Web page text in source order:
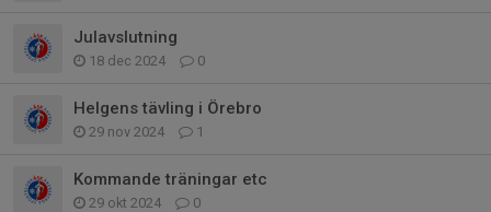
Julavslutning
18 dec 2024 0
Helgens tävling i Örebro
29 nov 2024 1
Kommande träningar etc
29 okt 2024 0